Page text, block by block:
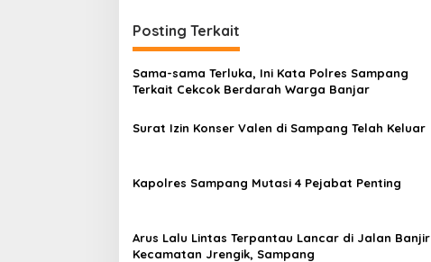
Posting Terkait
Sama-sama Terluka, Ini Kata Polres Sampang
Terkait Cekcok Berdarah Warga Banjar
Surat Izin Konser Valen di Sampang Telah Keluar
Kapolres Sampang Mutasi 4 Pejabat Penting
Arus Lalu Lintas Terpantau Lancar di Jalan Banjir
Kecamatan Jrengik, Sampang